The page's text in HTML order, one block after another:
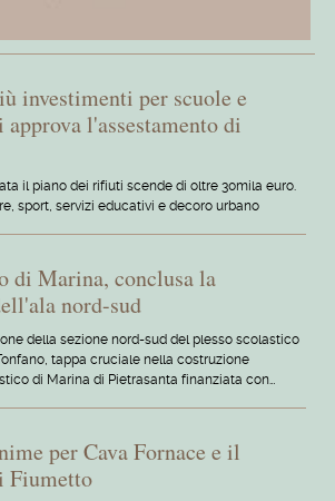
investimenti per scuole e
approva l'assestamento di
il piano dei rifiuti scende di oltre 30mila euro.
sport, servizi educativi e decoro urbano
di Marina, conclusa la
nord-sud
della sezione nord-sud del plesso scolastico
tappa cruciale nella costruzione
di Marina di Pietrasanta finanziata con…
per Cava Fornace e il
Fiumetto